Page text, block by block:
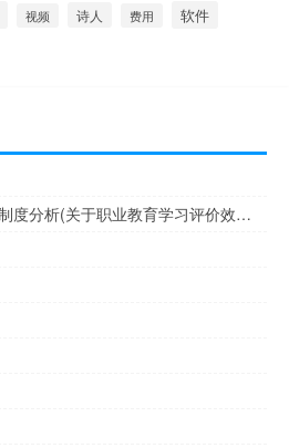
视频 诗人 费用 软件
职业教育学习评价效用的制度分析(关于职业教育学习评价效用的制度分析简述)